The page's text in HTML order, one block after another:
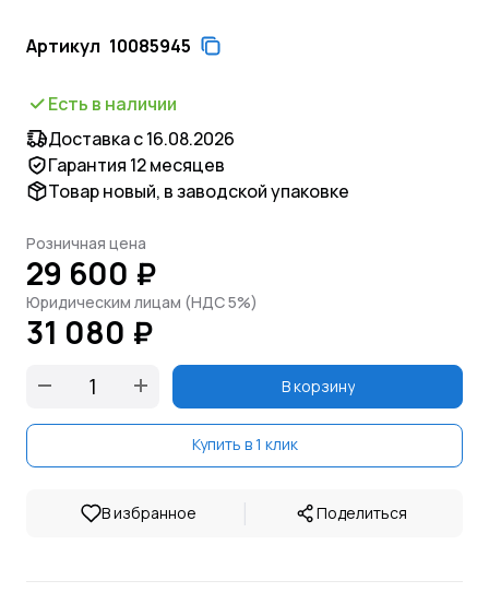
Артикул 10085945
Есть в наличии
Доставка с 16.08.2026
Гарантия 12 месяцев
Товар новый, в заводской упаковке
Розничная цена
29 600 ₽
Юридическим лицам (НДС 5%)
31 080 ₽
В корзину
Купить в 1 клик
В избранное | Поделиться